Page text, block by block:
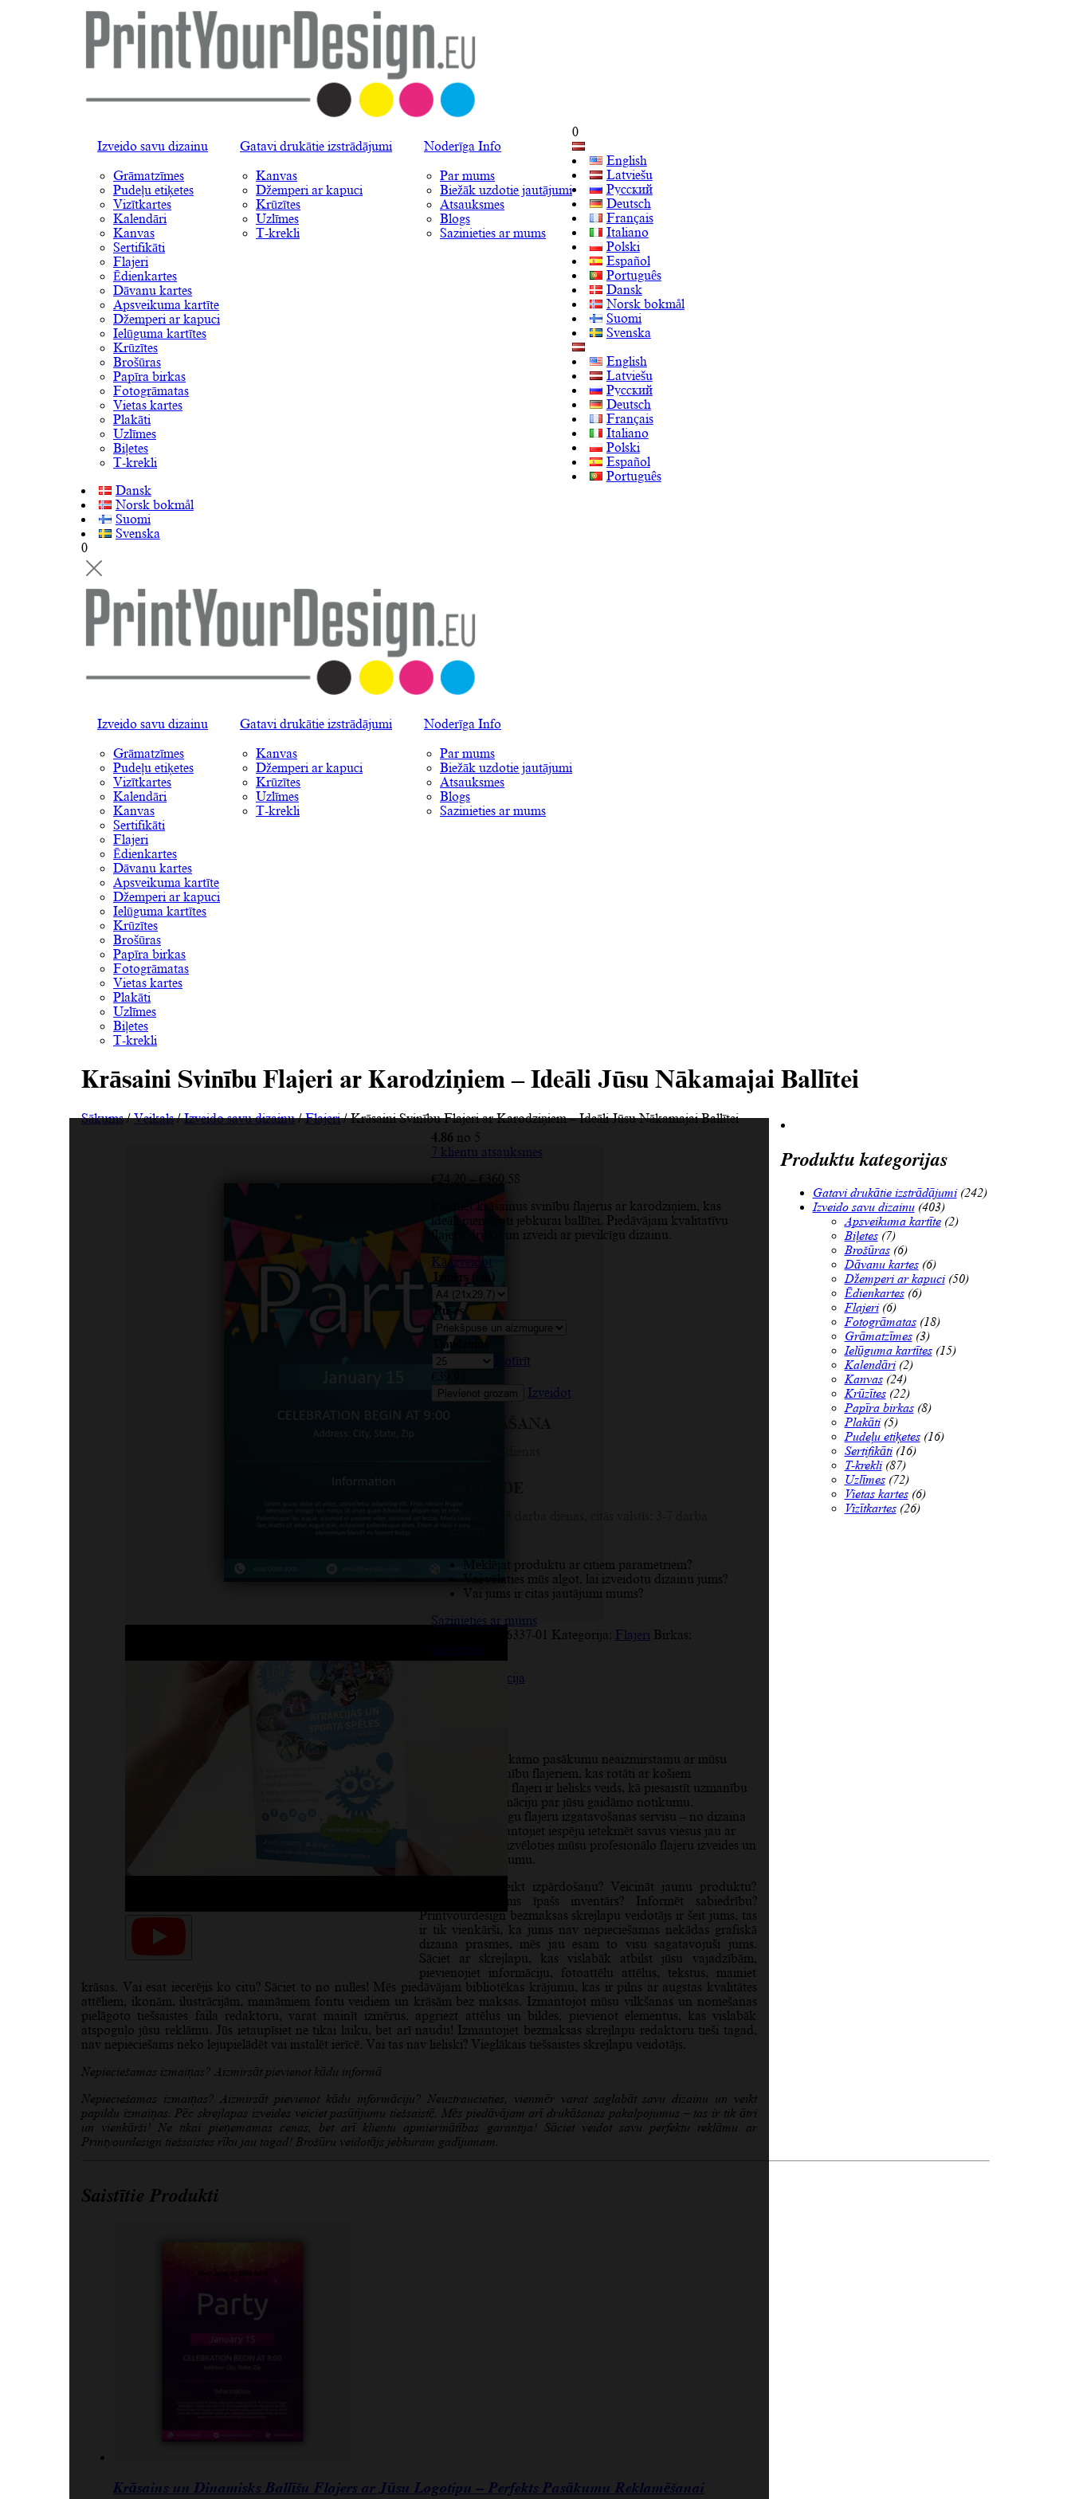
Izveido savu dizainu
Grāmatzīmes
Pudeļu etiķetes
Vizītkartes
Kalendāri
Kanvas
Sertifikāti
Flajeri
Ēdienkartes
Dāvanu kartes
Apsveikuma kartīte
Džemperi ar kapuci
Ielūguma kartītes
Krūzītes
Brošūras
Papīra birkas
Fotogrāmatas
Vietas kartes
Plakāti
Uzlīmes
Biļetes
T-krekli
Gatavi drukātie izstrādājumi
Kanvas
Džemperi ar kapuci
Krūzītes
Uzlīmes
T-krekli
Noderīga Info
Par mums
Biežāk uzdotie jautājumi
Atsauksmes
Blogs
Sazinieties ar mums
0
English
Latviešu
Русский
Deutsch
Français
Italiano
Polski
Español
Português
Dansk
Norsk bokmål
Suomi
Svenska
English
Latviešu
Русский
Deutsch
Français
Italiano
Polski
Español
Português
Dansk
Norsk bokmål
Suomi
Svenska
0
Izveido savu dizainu
Grāmatzīmes
Pudeļu etiķetes
Vizītkartes
Kalendāri
Kanvas
Sertifikāti
Flajeri
Ēdienkartes
Dāvanu kartes
Apsveikuma kartīte
Džemperi ar kapuci
Ielūguma kartītes
Krūzītes
Brošūras
Papīra birkas
Fotogrāmatas
Vietas kartes
Plakāti
Uzlīmes
Biļetes
T-krekli
Gatavi drukātie izstrādājumi
Kanvas
Džemperi ar kapuci
Krūzītes
Uzlīmes
T-krekli
Noderīga Info
Par mums
Biežāk uzdotie jautājumi
Atsauksmes
Blogs
Sazinieties ar mums
Krāsaini Svinību Flajeri ar Karodziņiem – Ideāli Jūsu Nākamajai Ballītei
Sākums/Veikals/Izveido savu dizainu/Flajeri/ Krāsaini Svinību Flajeri ar Karodziņiem – Ideāli Jūsu Nākamajai Ballītei
4.86 no 5
7 klientu atsauksmes
€
24.20 – € 360.58Price
€24.20
through
€360.58
Pasūtiet krāsainus svinību flajerus ar karodziņiem, kas
ideāli piemēroti jebkurai ballītei. Piedāvājam kvalitatīvu
flajeru druku un izveidi ar pievilcīgu dizainu.
Kā izveidot
Izmērs (cm)
Puses
Daudzums
Notīrīt
Pievienot grozam Izveidot
Meklējat produktu ar citiem parametriem?
Vai vēlaties mūs algot, lai izveidotu dizainu jums?
Vai jums ir citas jautājumi mums?
Sazinieties ar mums
PYD_66337-01 Kategorija: Flajeri Birkas:
skrejlapas
Apraksts
Papildu informācija
Padariet savu nākamo pasākumu neaizmirstamu ar mūsu
krāsainajiem svinību flajeriem, kas rotāti ar košiem
karodziņiem. Šie flajeri ir lielisks veids, kā piesaistīt uzmanību
un izplatīt informāciju par jūsu gaidāmo notikumu.
Piedāvājam pilnīgu flajeru izgatavošanas servisu – no dizaina
līdz drukai. Izmantojiet iespēju ietekmēt savus viesus jau ar
pirmo iespaidu, izvēloties mūsu profesionālo flajeru izveides un
drukas pakalpojumu.
Nepieciešams veikt izpārdošanu? Veicināt jaunu produktu?
Drīzumā gaidāms īpašs inventārs? Informēt sabiedrību?
Printyourdesign bezmaksas skrejlapu veidotājs ir šeit jums, tas
ir tik vienkārši, ka jums nav nepieciešamas nekādas grafiskā
dizaina prasmes, mēs jau esam to visu sagatavojuši jums.
Sāciet ar skrejlapu, kas vislabāk atbilst jūsu vajadzībām,
pievienojiet informāciju, fotoattēlu attēlus, tekstus, mainiet
krāsas. Vai esat iecerējis ko citu? Sāciet to no nulles! Mēs piedāvājam bibliotēkas krājumu, kas ir pilns ar augstas kvalitātes
attēliem, ikonām, ilustrācijām, maināmiem fontu veidiem un krāsām bez maksas. Izmantojot mūsu vilkšanas un nomešanas
pielāgoto tiešsaistes faila redaktoru, varat mainīt izmērus, apgriezt attēlus un bildes, pievienot elementus, kas vislabāk
atspoguļo jūsu reklāmu. Jūs ietaupīsiet ne tikai laiku, bet arī naudu! Izmantojiet bezmaksas skrejlapu redaktoru tieši tagad,
nav nepieciešams neko lejupielādēt vai instalēt ierīcē. Vai tas nav lieliski? Vieglākais tiešsaistes skrejlapu veidotājs.
Nepieciešamas izmaiņas? Aizmirsāt pievienot kādu informā
Nepieciešamas izmaiņas? Aizmirsāt pievienot kādu informāciju? Neuztraucieties, vienmēr varat saglabāt savu dizainu un veikt
papildu izmaiņas. Pēc skrejlapas izveides veiciet pasūtījumu tiešsaistē. Mēs piedāvājam arī drukāšanas pakalpojumus – tas ir tik ātri
un vienkārši! Ne tikai pieņemamas cenas, bet arī klientu apmierinātības garantija! Sāciet veidot savu perfektu reklāmu ar
Printyourdesign tiešsaistes rīku jau tagad! Brošūru veidotājs jebkuram gadījumam.
Saistītie Produkti
Krāsains un Dinamisks Ballīšu Flajers ar Jūsu Logotipu – Perfekts Pasākumu Reklamēšanai
Produktu kategorijas
Gatavi drukātie izstrādājumi (242)
Izveido savu dizainu (403)
Apsveikuma kartīte (2)
Biļetes (7)
Brošūras (6)
Dāvanu kartes (6)
Džemperi ar kapuci (50)
Ēdienkartes (6)
Flajeri (6)
Fotogrāmatas (18)
Grāmatzīmes (3)
Ielūguma kartītes (15)
Kalendāri (2)
Kanvas (24)
Krūzītes (22)
Papīra birkas (8)
Plakāti (5)
Pudeļu etiķetes (16)
Sertifikāti (16)
T-krekli (87)
Uzlīmes (72)
Vietas kartes (6)
Vizītkartes (26)